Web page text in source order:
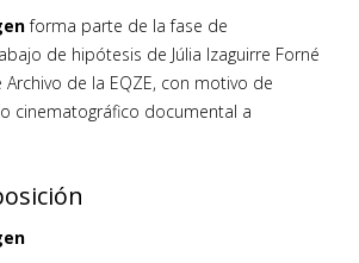
forma parte de la fase de
de hipótesis de Júlia Izaguirre Forné
de la EQZE, con motivo de
cinematográfico documental a